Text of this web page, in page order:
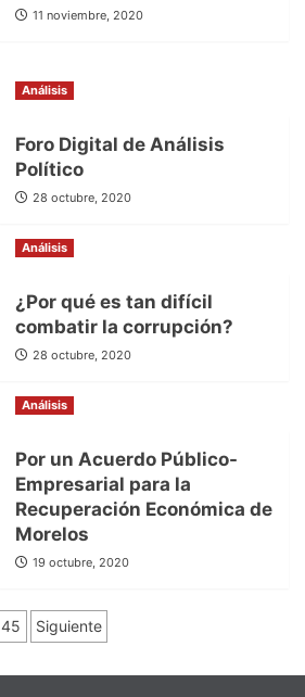
11 noviembre, 2020
Análisis
Foro Digital de Análisis
Político
28 octubre, 2020
Análisis
¿Por qué es tan difícil
combatir la corrupción?
28 octubre, 2020
Análisis
Por un Acuerdo Público-
Empresarial para la
Recuperación Económica de
Morelos
19 octubre, 2020
45 Siguiente